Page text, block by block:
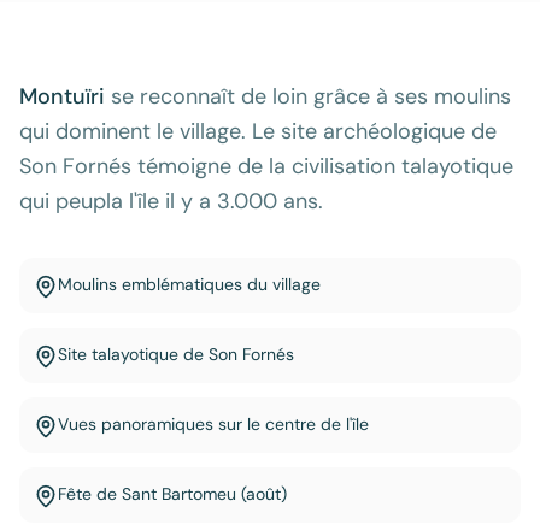
Montuïri se reconnaît de loin grâce à ses moulins
qui dominent le village. Le site archéologique de
Son Fornés témoigne de la civilisation talayotique
qui peupla l'île il y a 3.000 ans.
Moulins emblématiques du village
Site talayotique de Son Fornés
Vues panoramiques sur le centre de l'île
Fête de Sant Bartomeu (août)